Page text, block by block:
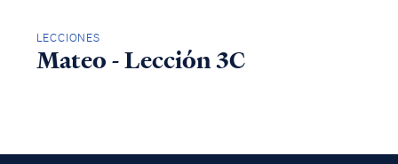
LECCIONES
Mateo - Lección 3C